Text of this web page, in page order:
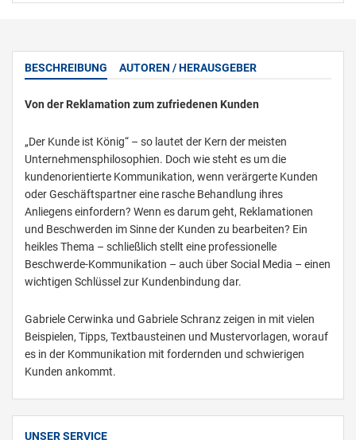
BESCHREIBUNG AUTOREN / HERAUSGEBER
Von der Reklamation zum zufriedenen Kunden
„Der Kunde ist König“ – so lautet der Kern der meisten
Unternehmensphilosophien. Doch wie steht es um die
kundenorientierte Kommunikation, wenn verärgerte Kunden
oder Geschäftspartner eine rasche Behandlung ihres
Anliegens einfordern? Wenn es darum geht, Reklamationen
und Beschwerden im Sinne der Kunden zu bearbeiten? Ein
heikles Thema – schließlich stellt eine professionelle
Beschwerde-Kommunikation – auch über Social Media – einen
wichtigen Schlüssel zur Kundenbindung dar.
Gabriele Cerwinka und Gabriele Schranz zeigen in mit vielen
Beispielen, Tipps, Textbausteinen und Mustervorlagen, worauf
es in der Kommunikation mit fordernden und schwierigen
Kunden ankommt.
UNSER SERVICE